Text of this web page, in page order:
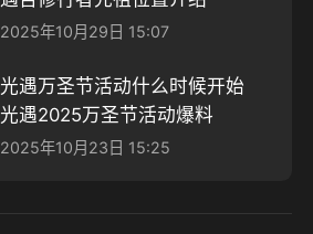
2025年10月29日 15:07
光遇万圣节活动什么时候开始
光遇2025万圣节活动爆料
2025年10月23日 15:25